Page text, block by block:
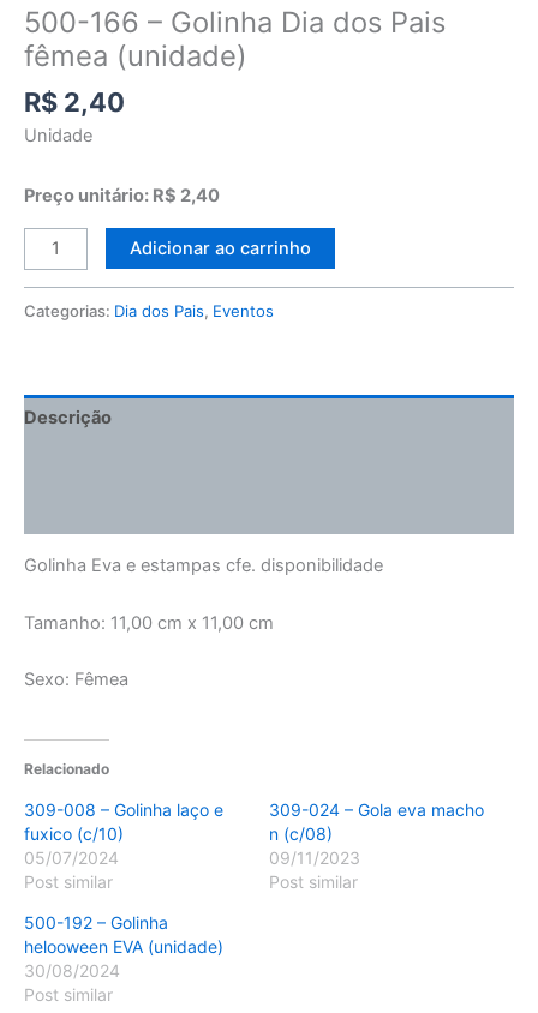
500-166 – Golinha Dia dos Pais
fêmea (unidade)
R$ 2,40
Unidade
Preço unitário: R$ 2,40
Adicionar ao carrinho
Categorias: Dia dos Pais, Eventos
Descrição
Golinha Eva e estampas cfe. disponibilidade
Tamanho: 11,00 cm x 11,00 cm
Sexo: Fêmea
Relacionado
309-008 – Golinha laço e
fuxico (c/10)
05/07/2024
Post similar
309-024 – Gola eva macho
n (c/08)
09/11/2023
Post similar
500-192 – Golinha
helooween EVA (unidade)
30/08/2024
Post similar